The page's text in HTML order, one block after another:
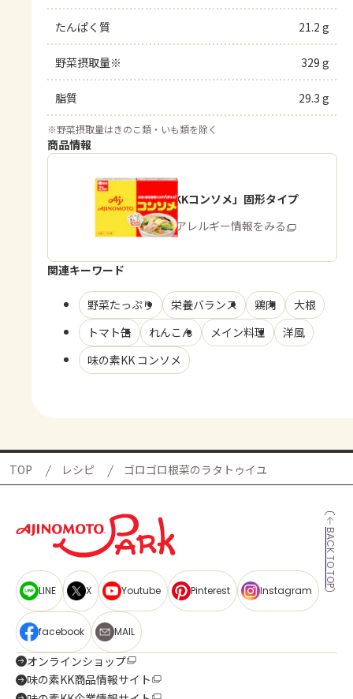
たんぱく質 21.2 g
野菜摂取量※ 329 g
脂質 29.3 g
※野菜摂取量はきのこ類・いも類を除く
商品情報
「味の素KKコンソメ」固形タイプ
商品・アレルギー情報をみる
関連キーワード
野菜たっぷり 栄養バランス 鶏肉
大根
トマト缶
れんこん メイン料理
洋風
味の素KK コンソメ
TOP レシピ ゴロゴロ根菜のラタトゥイユ
BACK TO TOP
LINE X Youtube Pinterest Instagram
facebook MAIL
オンラインショップ
味の素KK商品情報サイト